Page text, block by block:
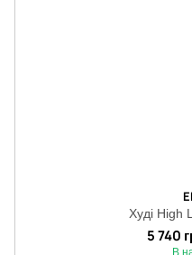
Худі High
5 740
В